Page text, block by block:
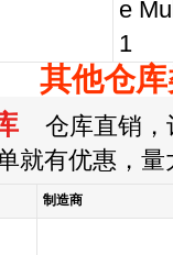
e
1
其他仓
仓库直销，
就有优惠，
制造商